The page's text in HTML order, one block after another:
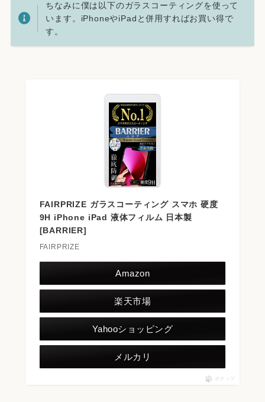
ちなみに僕は以下のガラスコーティングを使って
います。iPhoneやiPadと併用すればお買い得で
す。
FAIRPRIZE ガラスコーティング スマホ 硬度
9H iPhone iPad 液体フィルム 日本製
[BARRIER]
FAIRPRIZE
Amazon
楽天市場
Yahooショッピング
メルカリ
ポチップ